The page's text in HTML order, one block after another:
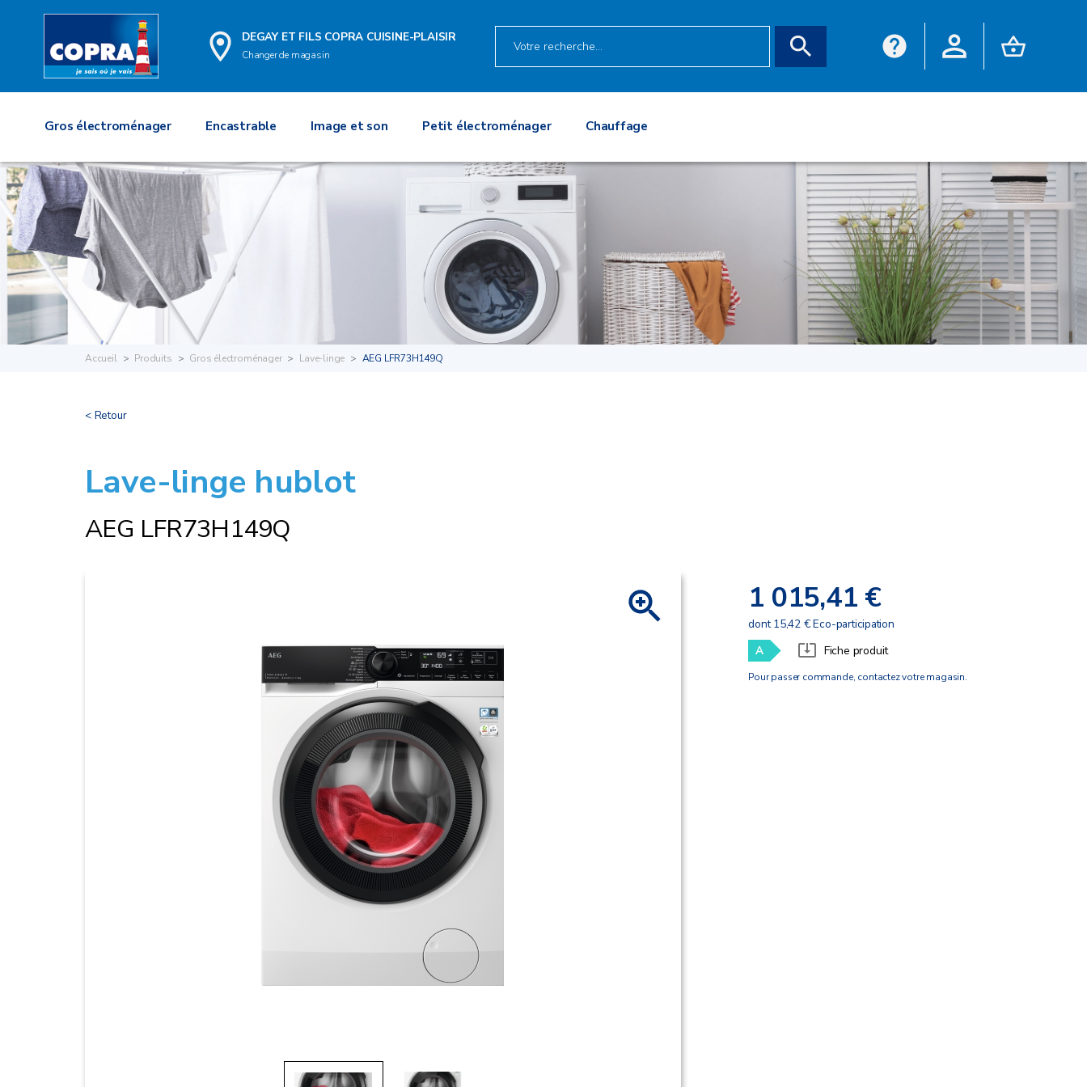
DEGAY ET FILS COPRA CUISINE-PLAISIR
Changer de magasin
Gros électroménager Encastrable Image et son Petit électroménager Chauffage
Accueil Produits Gros électroménager Lave-linge AEG LFR73H149Q
< Retour
Lave-linge hublot
AEG LFR73H149Q
1 015,41 €
dont 15,42 € Eco-participation
A
Fiche produit
Pour passer commande, contactez votre magasin.